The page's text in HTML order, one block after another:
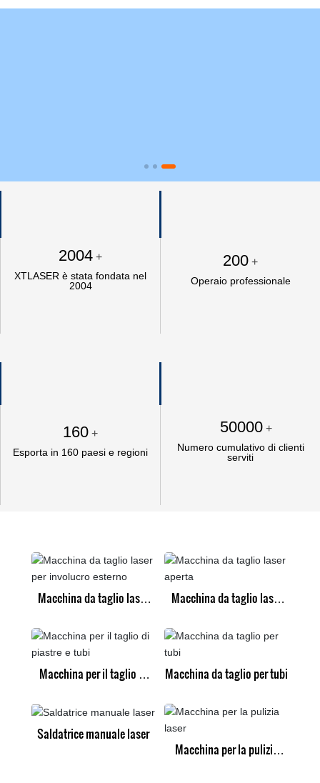
2004 +
XTLASER è stata fondata nel
2004
200 +
Operaio professionale
160 +
Esporta in 160 paesi e regioni
50000 +
Numero cumulativo di clienti
serviti
Macchina da taglio laser
per involucro esterno
Macchina da taglio laser
aperta
Macchina per il taglio di
piastre e tubi
Macchina da taglio per tubi
Saldatrice manuale laser
Macchina per la pulizia
laser